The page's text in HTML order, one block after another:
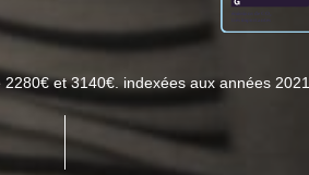
et 3140€. indexées aux années